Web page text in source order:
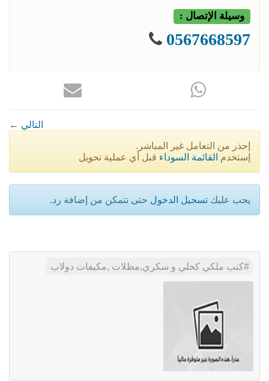
وسيلة الإتصال :
0567668597
← التالي
إحذر من التعامل غير المباشر.
إستخدم القائمة السوداء قبل أي عملية تحويل
يجب عليك تسجيل الدخول حتى تتمكن من إضافة رد.
كنب ملكي كحلي و سكري,مظلات ,مكيفات دولاب